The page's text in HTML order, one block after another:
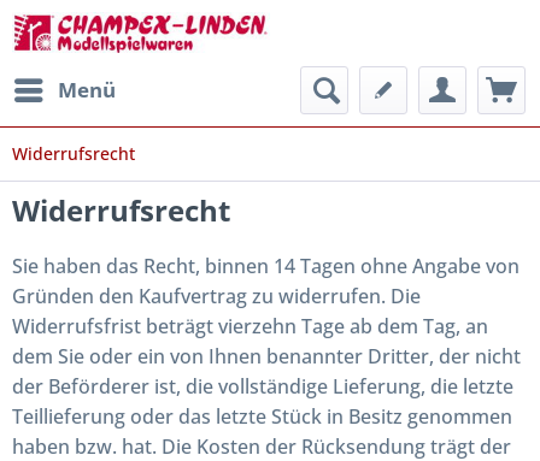
Menü
Widerrufsrecht
Widerrufsrecht
Sie haben das Recht, binnen 14 Tagen ohne Angabe von
Gründen den Kaufvertrag zu widerrufen. Die
Widerrufsfrist beträgt vierzehn Tage ab dem Tag, an
dem Sie oder ein von Ihnen benannter Dritter, der nicht
der Beförderer ist, die vollständige Lieferung, die letzte
Teillieferung oder das letzte Stück in Besitz genommen
haben bzw. hat. Die Kosten der Rücksendung trägt der